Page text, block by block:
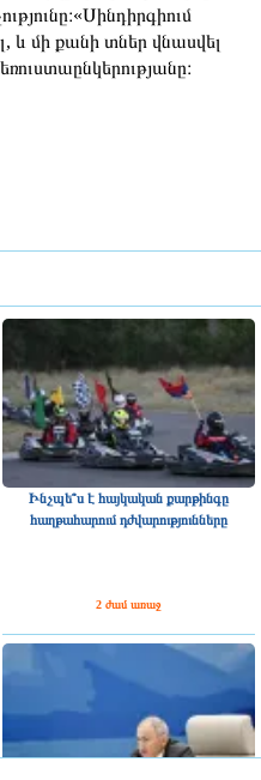
Ինչպե՞ս է հայկական քարթինգը
հաղթահարում դժվարությունները
2 ժամ առաջ
և մի քանի տներ վնասվել